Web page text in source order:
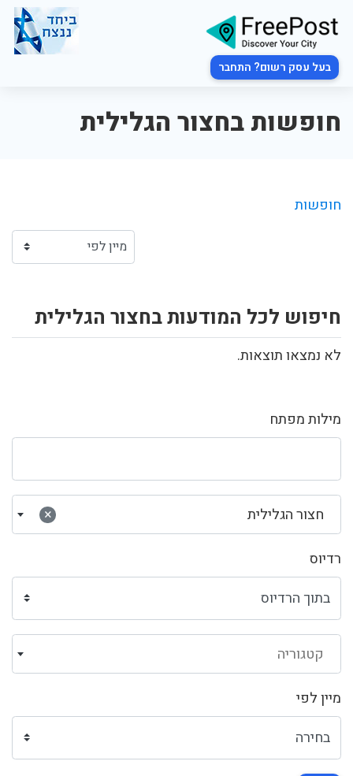
בעל עסק רשום? התחבר
חופשות בחצור הגלילית
מילות מפתח
× חצור הגלילית
רדיוס
קטגוריה
מיין לפי
חופשות
חיפוש לכל המודעות בחצור הגלילית
לא נמצאו תוצאות.